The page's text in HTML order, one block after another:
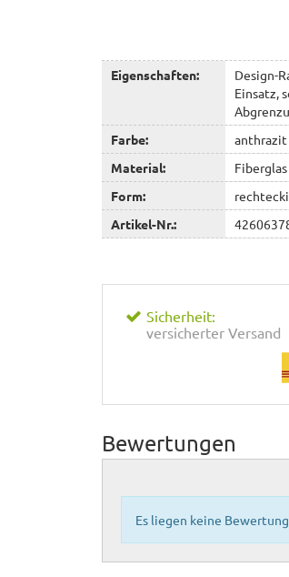
Eigenschaften:
Design-
Einsatz,
Farbe:
anthrazit
Material:
Fiberglas
Form:
Artikel-Nr.:
Sicherheit:
versicherter Versand
Bewertungen
Es liegen keine